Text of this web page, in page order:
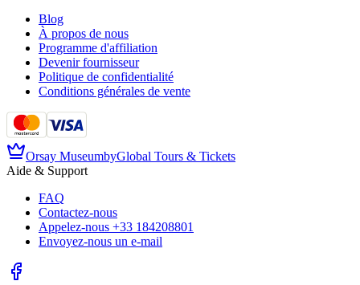
Blog
À propos de nous
Programme d'affiliation
Devenir fournisseur
Politique de confidentialité
Conditions générales de vente
Orsay MuseumbyGlobal Tours & Tickets
Aide & Support
FAQ
Contactez-nous
Appelez-nous +33 184208801
Envoyez-nous un e-mail